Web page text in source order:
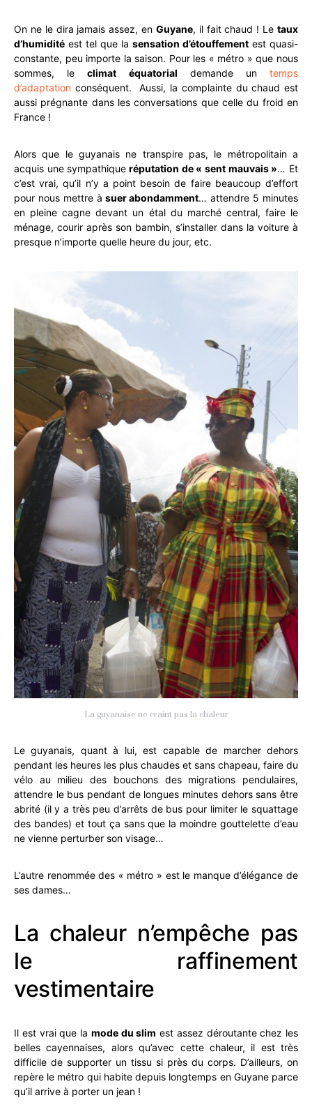
On ne le dira jamais assez, en Guyane, il fait chaud ! Letaux
d’humidité est tel que la sensation d’étouffement est quasi-
constante, peu importe la saison. Pour les « métro » que nous
sommes, leclimat équatorial demande untemps
d’adaptation conséquent. Aussi, la complainte du chaud est
aussi prégnante dans les conversations que celle du froid en
France !
Alors que le guyanais ne transpire pas, le métropolitain a
acquis une sympathique réputation de « sent mauvais »… Et
c’est vrai, qu’il n’y a point besoin de faire beaucoup d’effort
pour nous mettre à suer abondamment… attendre 5 minutes
en pleine cagne devant un étal du marché central, faire le
ménage, courir après son bambin, s’installer dans la voiture à
presque n’importe quelle heure du jour, etc.
La guyanaise ne craint pas la chaleur
Le guyanais, quant à lui, est capable de marcher dehors
pendant les heures les plus chaudes et sans chapeau, faire du
vélo au milieu des bouchons des migrations pendulaires,
attendre le bus pendant de longues minutes dehors sans être
abrité (il y a très peu d’arrêts de bus pour limiter le squattage
des bandes) et tout ça sans que la moindre gouttelette d’eau
ne vienne perturber son visage…
L’autre renommée des « métro » est le manque d’élégance de
ses dames…
La chaleur n’empêche pas
le raffinement
vestimentaire
Il est vrai que la mode du slim est assez déroutante chez les
belles cayennaises, alors qu’avec cette chaleur, il est très
difficile de supporter un tissu si près du corps. D’ailleurs, on
repère le métro qui habite depuis longtemps en Guyane parce
qu’il arrive à porter un jean !